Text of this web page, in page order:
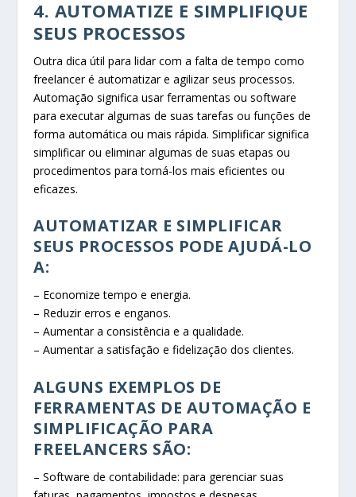
4. AUTOMATIZE E SIMPLIFIQUE
SEUS PROCESSOS
Outra dica útil para lidar com a falta de tempo como
freelancer é automatizar e agilizar seus processos.
Automação significa usar ferramentas ou software
para executar algumas de suas tarefas ou funções de
forma automática ou mais rápida. Simplificar significa
simplificar ou eliminar algumas de suas etapas ou
procedimentos para torná-los mais eficientes ou
eficazes.
AUTOMATIZAR E SIMPLIFICAR
SEUS PROCESSOS PODE AJUDÁ-LO
A:
– Economize tempo e energia.
– Reduzir erros e enganos.
– Aumentar a consistência e a qualidade.
– Aumentar a satisfação e fidelização dos clientes.
ALGUNS EXEMPLOS DE
FERRAMENTAS DE AUTOMAÇÃO E
SIMPLIFICAÇÃO PARA
FREELANCERS SÃO:
– Software de contabilidade: para gerenciar suas